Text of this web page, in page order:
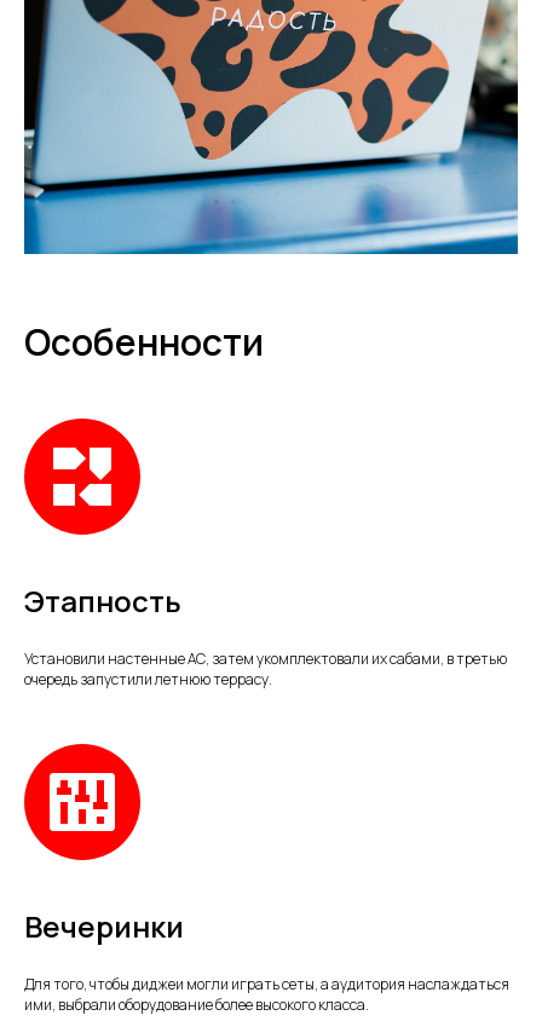
Особенности
Этапность
Установили настенные АС, затем укомплектовали их сабами, в третью
очередь запустили летнюю террасу.
Вечеринки
Для того, чтобы диджеи могли играть сеты, а аудитория наслаждаться
ими, выбрали оборудование более высокого класса.